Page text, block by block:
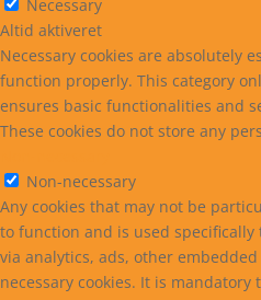
Necessary
Altid aktiveret
Necessary cookies are absolutely
function properly. This category
ensures basic functionalities and
These cookies do not store any
Non-necessary
Any cookies that may not be
to function and is used
via analytics, ads, other
necessary cookies. It is